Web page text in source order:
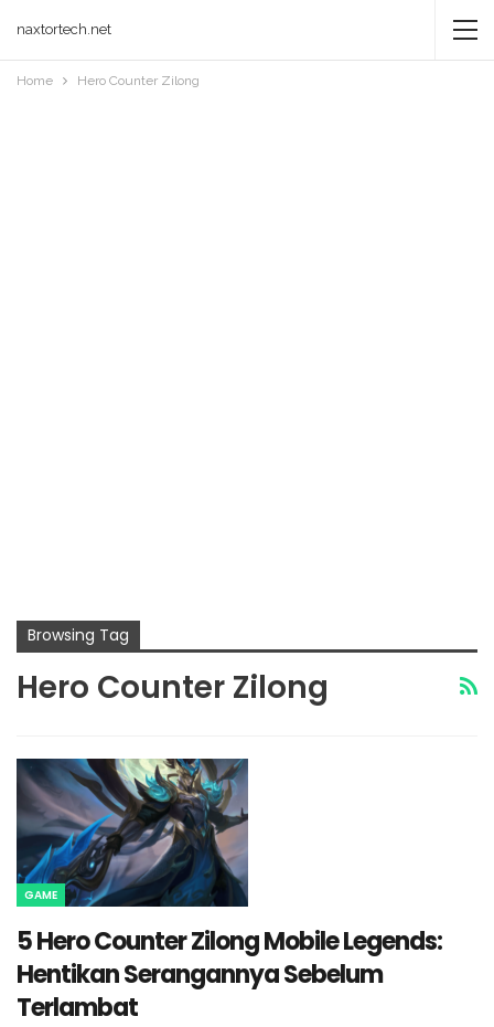
naxtortech.net
Home Hero Counter Zilong
Browsing Tag
Hero Counter Zilong
GAME
5 Hero Counter Zilong Mobile Legends:
Hentikan Serangannya Sebelum
Terlambat